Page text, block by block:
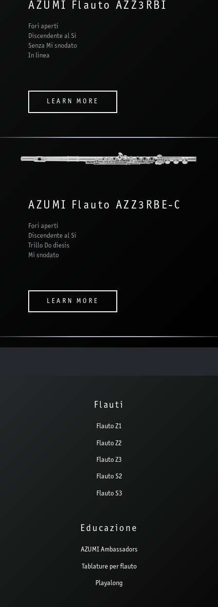
AZUMI Flauto AZZ3RBI
Fori aperti
Discendente al Si
Senza Mi snodato
In linea
LEARN MORE
AZUMI Flauto AZZ3RBE-C
Fori aperti
Discendente al Si
Trillo Do diesis
Mi snodato
LEARN MORE
Flauti
Flauto Z1
Flauto Z2
Flauto Z3
Flauto S2
Flauto S3
Educazione
AZUMI Ambassadors
Tablature per flauto
Playalong